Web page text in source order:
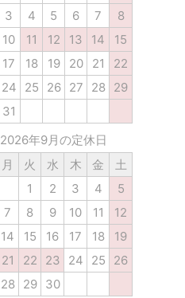
3 4 5 6 7
8
10 11 12 13 14
15
17 18 19 20 21
22
24 25 26 27 28
29
31
2026年9月の定休日
月 火 水 木 金
土
1
2 3 4
5
7 8 9 10 11
12
14 15 16 17 18
19
21 22 23 24 25
26
28 29 30